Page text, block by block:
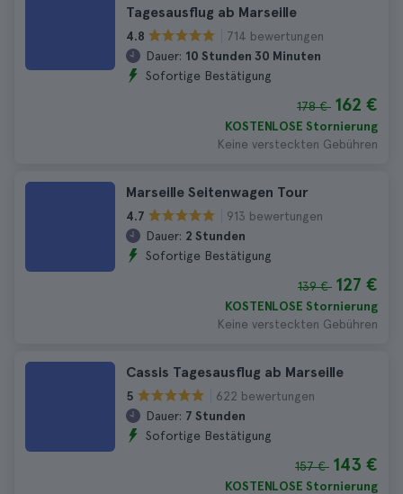
Tagesausflug ab Marseille
4.8
714 bewertungen
Dauer: 10 Stunden 30 Minuten
Sofortige Bestätigung
178 € 162 €
KOSTENLOSE Stornierung
Keine versteckten Gebühren
Marseille Seitenwagen Tour
4.7
913 bewertungen
Dauer: 2 Stunden
Sofortige Bestätigung
139 € 127 €
KOSTENLOSE Stornierung
Keine versteckten Gebühren
Cassis Tagesausflug ab Marseille
5
622 bewertungen
Dauer: 7 Stunden
Sofortige Bestätigung
157 € 143 €
KOSTENLOSE Stornierung